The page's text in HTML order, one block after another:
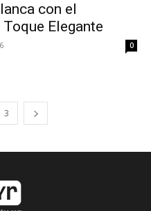
con el
Elegante
0
3